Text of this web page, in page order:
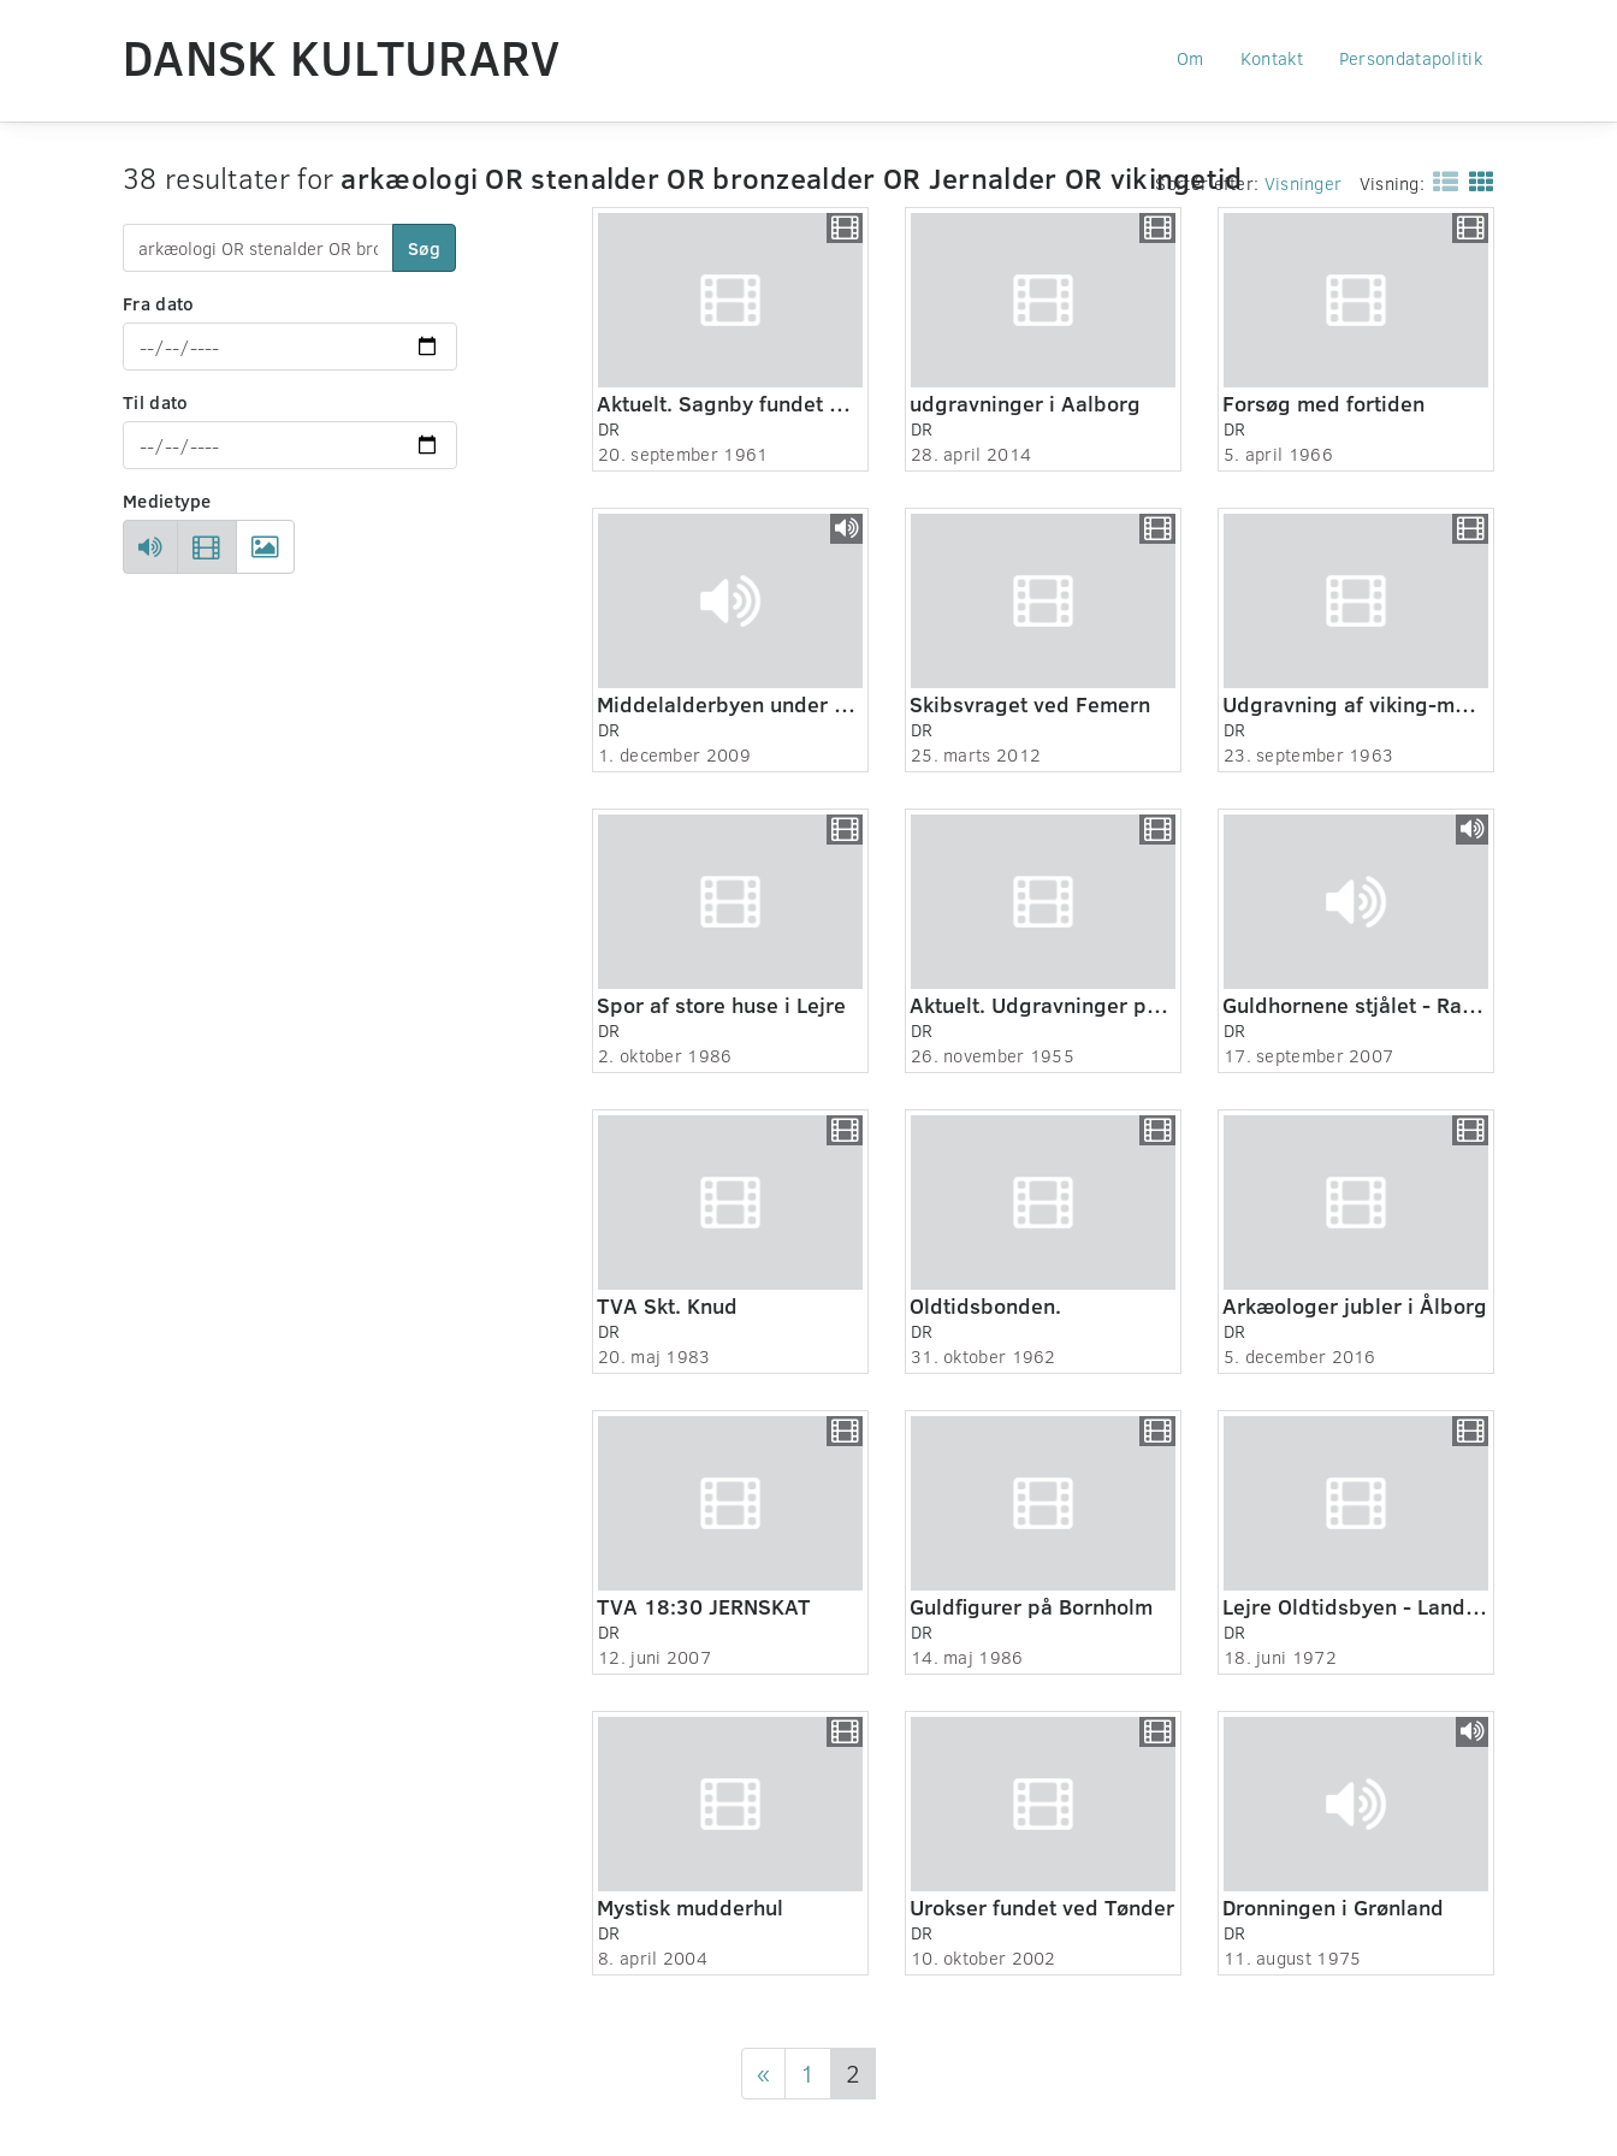
DANSK KULTURARV Om Kontakt Persondatapolitik
38 resultater for arkæologi OR stenalder OR bronzealder OR Jernalder OR vikingetid
Søg
Fra dato
Til dato
Medietype
Sortér efter: Visninger Visning:
Aktuelt. Sagnby fundet på havets bund ved Esbjerg. Interview med frømand B.Pedersen.
DR
20. september 1961
udgravninger i Aalborg
DR
28. april 2014
Forsøg med fortiden
DR
5. april 1966
Middelalderbyen under København
DR
1. december 2009
Skibsvraget ved Femern
DR
25. marts 2012
Udgravning af viking-mur, Århus.
DR
23. september 1963
Spor af store huse i Lejre
DR
2. oktober 1986
Aktuelt. Udgravninger på Albani torv i Odense.
DR
26. november 1955
Guldhornene stjålet - Radioavisen
DR
17. september 2007
TVA Skt. Knud
DR
20. maj 1983
Oldtidsbonden.
DR
31. oktober 1962
Arkæologer jubler i Ålborg
DR
5. december 2016
TVA 18:30 JERNSKAT
DR
12. juni 2007
Guldfigurer på Bornholm
DR
14. maj 1986
Lejre Oldtidsbyen - Landet rundt
DR
18. juni 1972
Mystisk mudderhul
DR
8. april 2004
Urokser fundet ved Tønder
DR
10. oktober 2002
Dronningen i Grønland
DR
11. august 1975
« 1 2